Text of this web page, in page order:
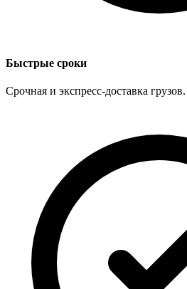
Быстрые сроки
Срочная и экспресс-доставка грузов.